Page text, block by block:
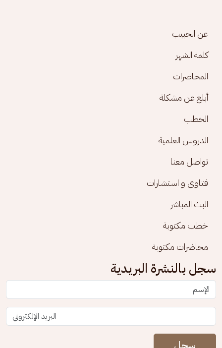
Footer menu
عن الحبيب
كلمة الشهر
المحاضرات
أبلغ عن مشكلة
الخطب
الدروس العلمية
تواصل معنا
فتاوى و استشارات
البث المباشر
خطب مكتوبة
محاضرات مكتوبة
سجل بالنشرة البريدية